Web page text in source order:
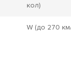
кол)
W(до 270